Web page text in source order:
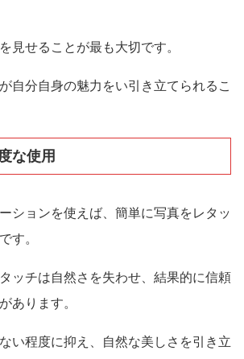
見せることが最も大切です。
自分自身の魅力をい引き立てられるこ
な使用
ションを使えば、簡単に写真をレタッ
す。
ッチは自然さを失わせ、結果的に信頼
あります。
い程度に抑え、自然な美しさを引き立